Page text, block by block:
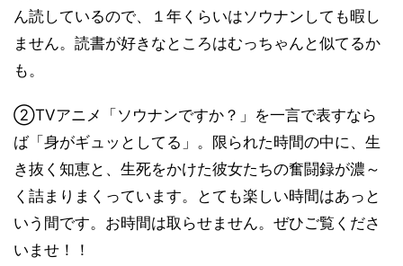
ん読しているので、１年くらいはソウナンしても暇し
ません。読書が好きなところはむっちゃんと似てるか
も。
②TVアニメ「ソウナンですか？」を一言で表すなら
ば「身がギュッとしてる」。限られた時間の中に、生
き抜く知恵と、生死をかけた彼女たちの奮闘録が濃～
く詰まりまくっています。とても楽しい時間はあっと
いう間です。お時間は取らせません。ぜひご覧くださ
いませ！！